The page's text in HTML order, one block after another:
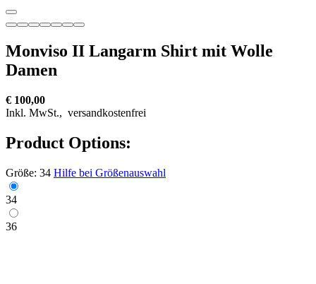
Monviso II Langarm Shirt mit Wolle
Damen
€ 100,00
Inkl. MwSt., versandkostenfrei
Product Options:
Größe: 34 Hilfe bei Größenauswahl
34
36